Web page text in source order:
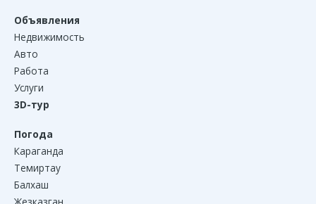
Объявления
Недвижимость
Авто
Работа
Услуги
3D-тур
Погода
Караганда
Темиртау
Балхаш